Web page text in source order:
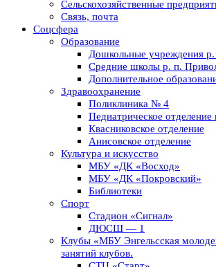
Сельскохозяйственные
Связь, почта
Соцсфера
Образование
Дошкольные учреждения
Средние школы р. п.
Дополнительное
Здравоохранение
Поликлиника № 4
Педиатрическое
Квасниковское отделение
Анисовское отделение
Культура и искусство
МБУ «ДК «Восход»
МБУ «ДК «Покровский»
Библиотеки
Спорт
Стадион «Сигнал»
ДЮСШ — 1
Клубы «МБУ Энгельсская
занятий клубов.